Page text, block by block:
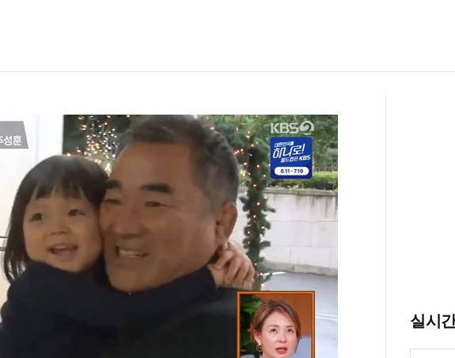
실시